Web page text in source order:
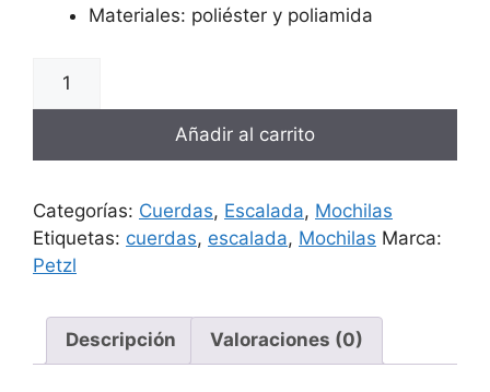
Materiales: poliéster y poliamida
Añadir al carrito
Categorías: Cuerdas, Escalada, Mochilas
Etiquetas: cuerdas, escalada, Mochilas Marca:
Petzl
Descripción Valoraciones (0)